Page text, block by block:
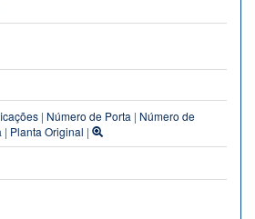
| Número de Porta | Número de
| Planta Original |